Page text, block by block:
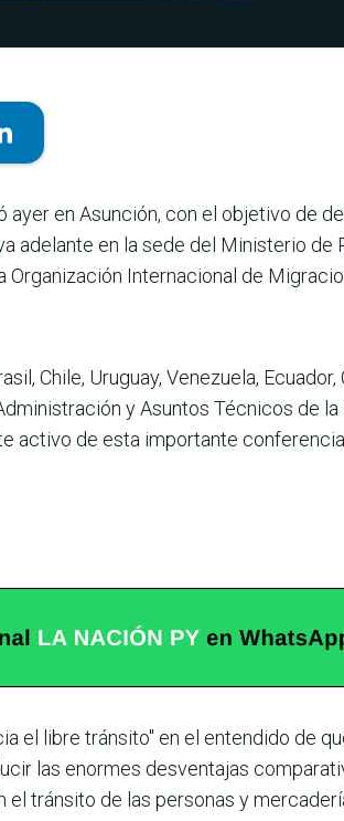
en Asunción, con el objetivo de
adelante en la sede del Ministerio de
Internacional de
Chile, Uruguay, Venezuela, Ecuador,
y Asuntos Técnicos de la
activo de esta importante
el libre tránsito" en el entendido de
las enormes desventajas
tránsito de las personas y